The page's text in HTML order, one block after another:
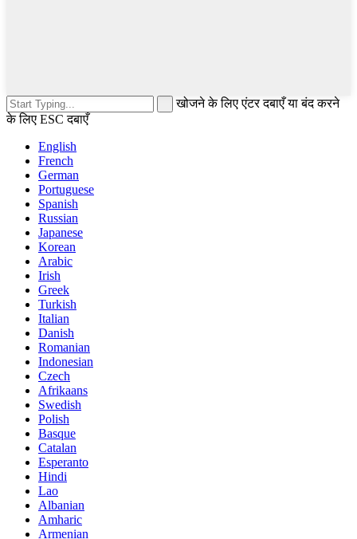
खोजने के लिए एंटर दबाएँ या बंद करने
के लिए ESC दबाएँ
English
French
German
Portuguese
Spanish
Russian
Japanese
Korean
Arabic
Irish
Greek
Turkish
Italian
Danish
Romanian
Indonesian
Czech
Afrikaans
Swedish
Polish
Basque
Catalan
Esperanto
Hindi
Lao
Albanian
Amharic
Armenian